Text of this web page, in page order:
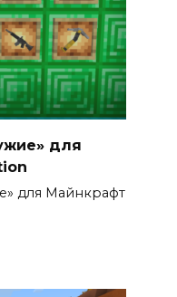
для
для Майнкрафт